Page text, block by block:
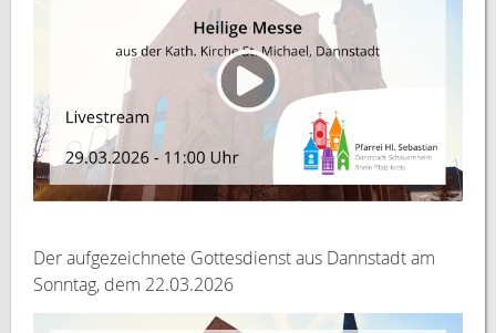
Der aufgezeichnete Gottesdienst aus Dannstadt am
Sonntag, dem 22.03.2026